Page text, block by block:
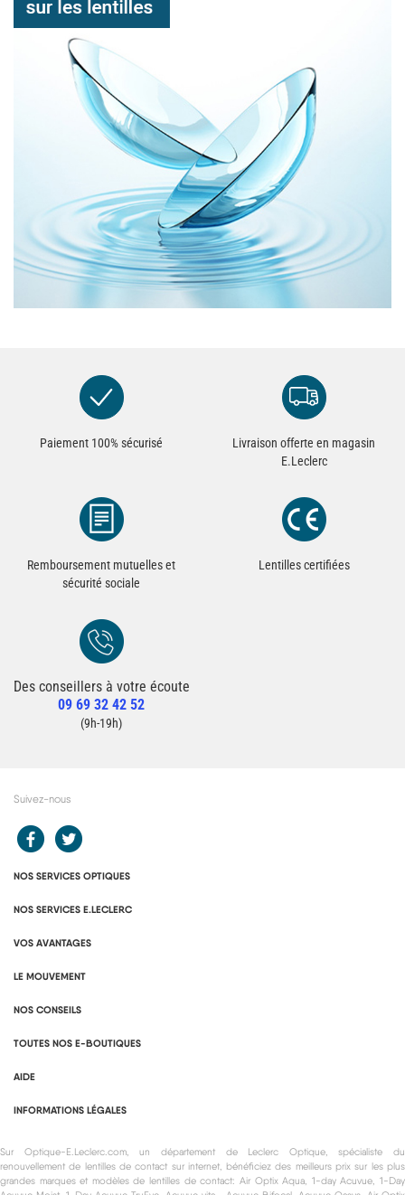
Paiement 100% sécurisé
Livraison offerte en magasin
E.Leclerc
Remboursement mutuelles et
sécurité sociale
Lentilles certifiées
Redirection vers la page Contact du site
Des conseillers à votre écoute
09 69 32 42 52
Contacter un conseiller
(9h-19h)
Suivez-nous
Redirection vers le compte Facebook E.Leclerc
NOS SERVICES OPTIQUES
NOS SERVICES E.LECLERC
VOS AVANTAGES
LE MOUVEMENT
NOS CONSEILS
TOUTES NOS E-BOUTIQUES
AIDE
INFORMATIONS LÉGALES
Sur Optique-E.Leclerc.com, un département de Leclerc Optique, spécialiste du
renouvellement de lentilles de contact sur internet, bénéficiez des meilleurs prix sur les plus
grandes marques et modèles de lentilles de contact: Air Optix Aqua, 1-day Acuvue, 1-Day